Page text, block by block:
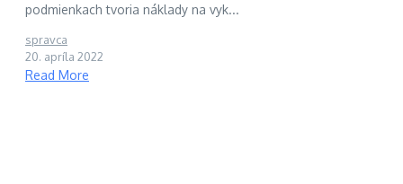
podmienkach tvoria náklady na vyk...
spravca
20. apríla 2022
Read More